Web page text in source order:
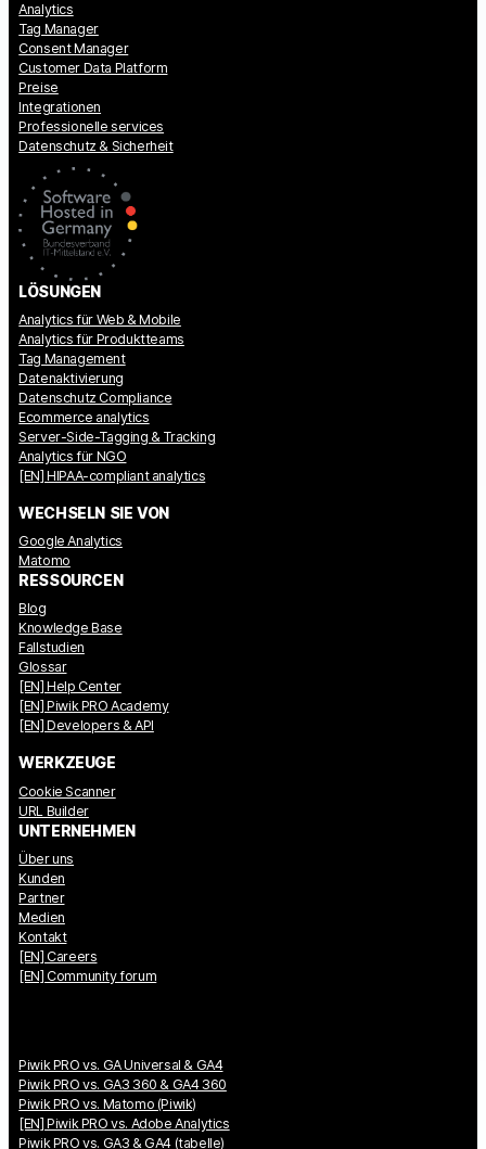
Analytics
Tag Manager
Consent Manager
Customer Data Platform
Preise
Integrationen
Professionelle services
Datenschutz & Sicherheit
LÖSUNGEN
Analytics für Web & Mobile
Analytics für Produktteams
Tag Management
Datenaktivierung
Datenschutz Compliance
Ecommerce analytics
Server-Side-Tagging & Tracking
Analytics für NGO
[EN] HIPAA-compliant analytics
WECHSELN SIE VON
Google Analytics
Matomo
RESSOURCEN
Blog
Knowledge Base
Fallstudien
Glossar
[EN] Help Center
[EN] Piwik PRO Academy
[EN] Developers & API
WERKZEUGE
Cookie Scanner
URL Builder
UNTERNEHMEN
Über uns
Kunden
Partner
Medien
Kontakt
[EN] Careers
[EN] Community forum
Piwik PRO vs. GA Universal & GA4
Piwik PRO vs. GA3 360 & GA4 360
Piwik PRO vs. Matomo (Piwik)
[EN] Piwik PRO vs. Adobe Analytics
Piwik PRO vs. GA3 & GA4 (tabelle)